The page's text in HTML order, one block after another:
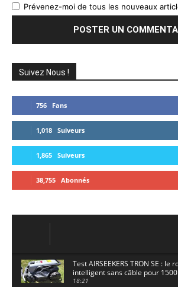
Prévenez-moi de tous les nouveaux
Suivez Nous !
756 Fans
1,018 Suiveurs
1,865 Suiveurs
38,755 Abonnés
Test AIRSEEKERS TRON SE : le
intelligent sans câble pour 1500
18:21